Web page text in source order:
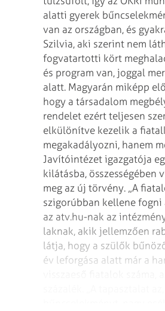
alatti gyerek
van az országban, és
Szilvia, aki szerint nem
fogvatartotti kört
és program van, joggal
alatt. Magyarán miképp
hogy a társadalom
rendelet ezért teljesen
elkülönítve kezelik a
megakadályozni, hanem
Javítóintézet igazgatója
kilátásba, összességében
meg az új törvény. „A
szigorúbban kellene fogni
az atv.hu-nak az
laknak, akik jellemzően
látja, hogy a szülők
év leforgása alatt már a